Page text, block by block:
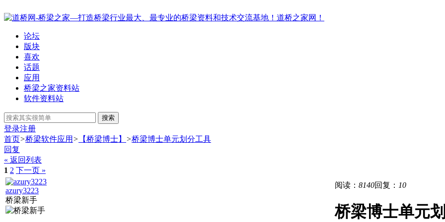
论坛
版块
喜欢
话题
应用
桥梁之家资料站
软件资料站
搜索
登录注册
首页>桥梁软件应用 > 【桥梁博士】 >桥梁博士单元划分工具
回复
« 返回列表
1 2 下一页 »
azury3223
桥梁新手
阅读： 8140回复： 10
桥梁博士单元